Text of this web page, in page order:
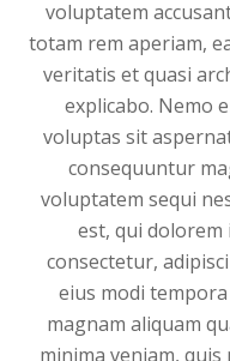
voluptatem
totam rem aperiam,
veritatis et quasi
explicabo. Nemo
voluptas sit
consequuntur
voluptatem sequi
est, qui dolorem
consectetur,
eius modi
magnam aliquam
minima veniam,